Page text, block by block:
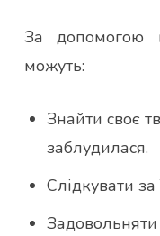
За допомогою
можуть:
Знайти своє
заблудилася.
Слідкувати за